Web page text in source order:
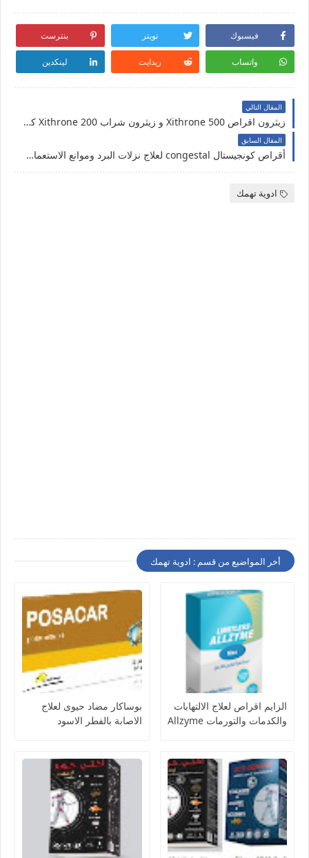
فيسبوك تويتر بنترست
واتساب ريدايت لينكدين
المقال التالي
زيثرون اقراص 500 Xithrone و زيثرون شراب 200 Xithrone كل ما تريد معرفته
المقال السابق
أقراص كونجيستال congestal لعلاج نزلات البرد وموانع الاستعمال والاضرار الجانبية.
ادوية تهمك
أخر المواضيع من قسم : ادوية تهمك
الزايم اقراص لعلاج الالتهابات
والكدمات والتورمات Allzyme
بوساكار مضاد حيوى لعلاج
الاصابة بالفطر الاسود